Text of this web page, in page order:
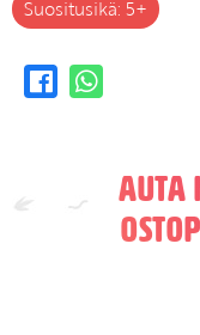
Suositusikä: 5+
Auta